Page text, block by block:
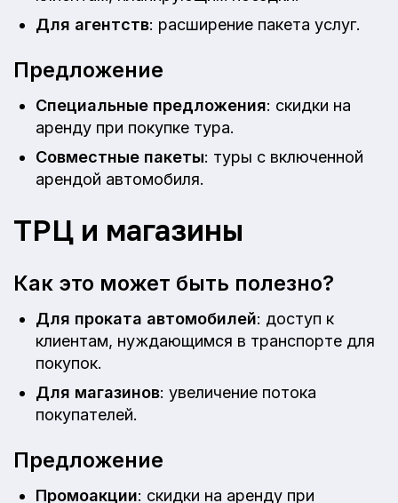
Для агентств: расширение пакета услуг.
Предложение
Специальные предложения: скидки на
аренду при покупке тура.
Совместные пакеты: туры с включенной
арендой автомобиля.
ТРЦ и магазины
Как это может быть полезно?
Для проката автомобилей: доступ к
клиентам, нуждающимся в транспорте для
покупок.
Для магазинов: увеличение потока
покупателей.
Предложение
Промоакции: скидки на аренду при